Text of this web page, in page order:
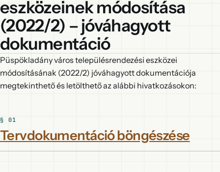
eszközeinek módosítása
(2022/2) – jóváhagyott
dokumentáció
Püspökladány város településrendezési eszközei
módosításának (2022/2) jóváhagyott dokumentációja
megtekinthető és letölthető az alábbi hivatkozásokon:
Tervdokumentáció böngészése